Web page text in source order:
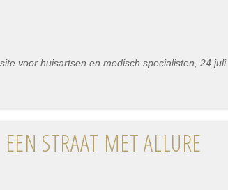
voor huisartsen en medisch specialisten, 24 juli
STRAAT MET ALLURE